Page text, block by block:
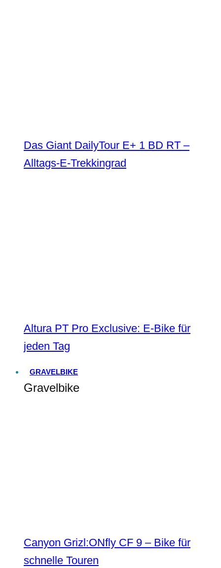
Das Giant DailyTour E+ 1 BD RT –
Alltags-E-Trekkingrad
Altura PT Pro Exclusive: E-Bike für
jeden Tag
GRAVELBIKE
Gravelbike
Canyon Grizl:ONfly CF 9 – Bike für
schnelle Touren